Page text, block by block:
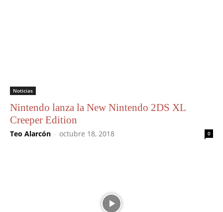
Noticias
Nintendo lanza la New Nintendo 2DS XL
Creeper Edition
Teo Alarcón - octubre 18, 2018 0